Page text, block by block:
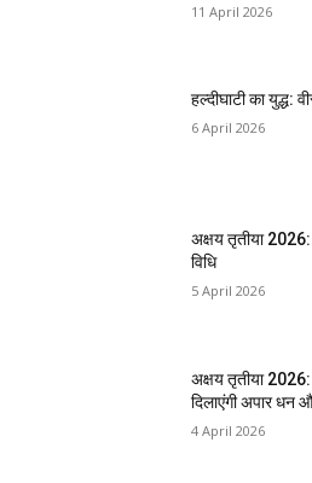
11 April 2026
हल्दीघाटी का युद्ध:
6 April 2026
अक्षय तृतीया
विधि
5 April 2026
अक्षय तृतीया
दिलाएंगी अपार धन
4 April 2026